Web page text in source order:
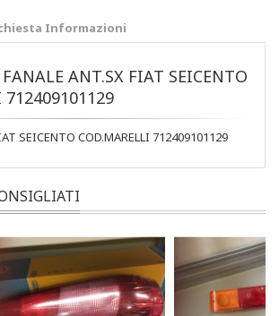
Informazioni
ANT.SX FIAT SEICENTO
712409101129
SEICENTO COD.MARELLI 712409101129